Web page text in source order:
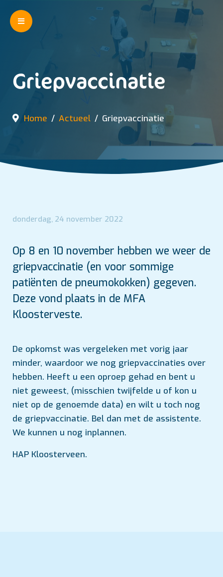
Griepvaccinatie
Home Actueel Griepvaccinatie
donderdag, 24 november 2022
Op 8 en 10 november hebben we weer de
griepvaccinatie (en voor sommige
patiënten de pneumokokken) gegeven.
Deze vond plaats in de MFA
Kloosterveste.
De opkomst was vergeleken met vorig jaar
minder, waardoor we nog griepvaccinaties over
hebben. Heeft u een oproep gehad en bent u
niet geweest, (misschien twijfelde u of kon u
niet op de genoemde data) en wilt u toch nog
de griepvaccinatie. Bel dan met de assistente.
We kunnen u nog inplannen.
HAP Kloosterveen.